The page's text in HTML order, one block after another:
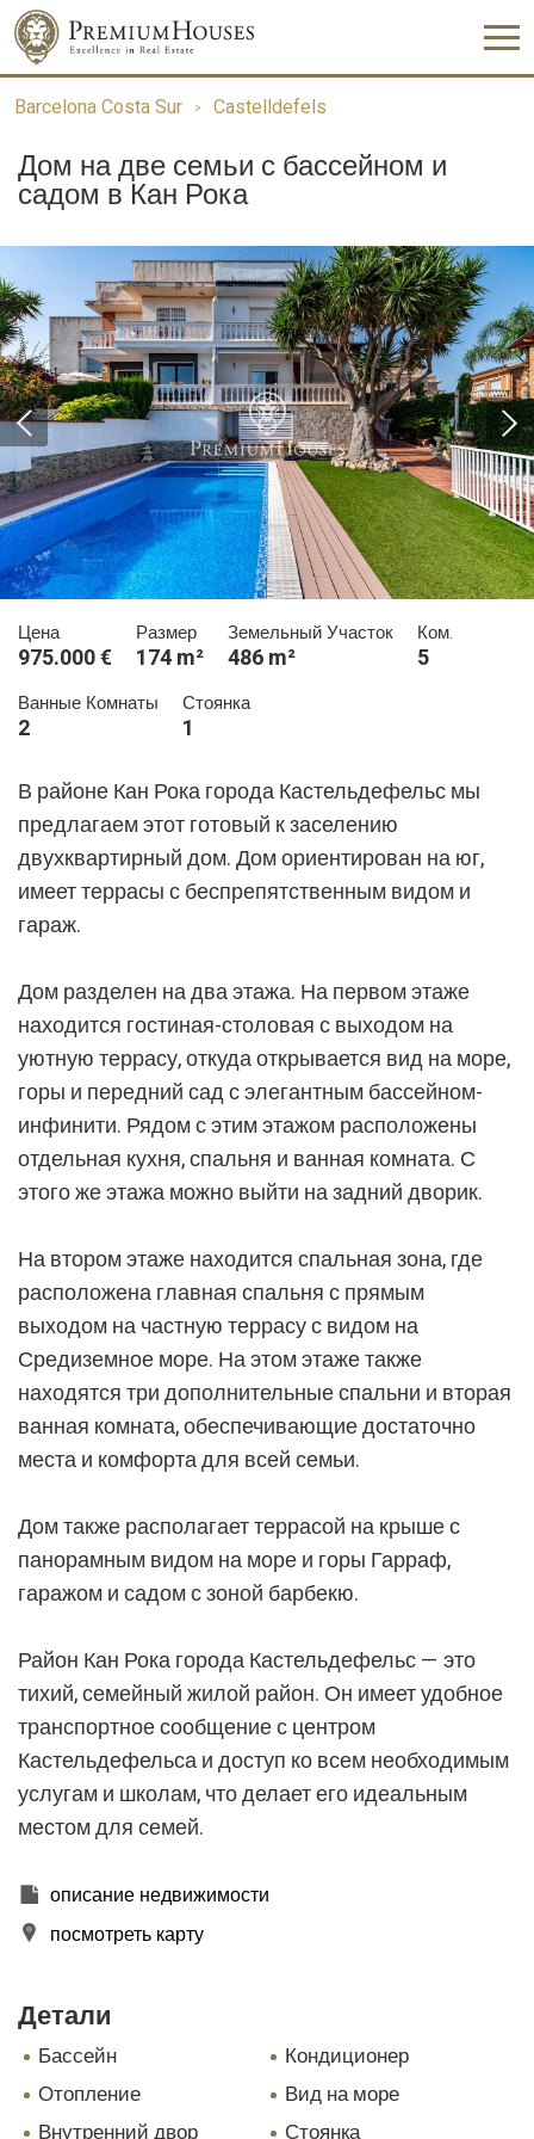
Barcelona Costa Sur Castelldefels
Дом на две семьи с бассейном и
садом в Кан Рока
Цена
975.000 €
Размер
174 m²
Земельный Участок
486 m²
Ком.
5
Ванные Комнаты
2
Стоянка
1
В районе Кан Рока города Кастельдефельс мы
предлагаем этот готовый к заселению
двухквартирный дом. Дом ориентирован на юг,
имеет террасы с беспрепятственным видом и
гараж.
Дом разделен на два этажа. На первом этаже
находится гостиная-столовая с выходом на
уютную террасу, откуда открывается вид на море,
горы и передний сад с элегантным бассейном-
инфинити. Рядом с этим этажом расположены
отдельная кухня, спальня и ванная комната. С
этого же этажа можно выйти на задний дворик.
На втором этаже находится спальная зона, где
расположена главная спальня с прямым
выходом на частную террасу с видом на
Средиземное море. На этом этаже также
находятся три дополнительные спальни и вторая
ванная комната, обеспечивающие достаточно
места и комфорта для всей семьи.
Дом также располагает террасой на крыше с
панорамным видом на море и горы Гарраф,
гаражом и садом с зоной барбекю.
Район Кан Рока города Кастельдефельс — это
тихий, семейный жилой район. Он имеет удобное
транспортное сообщение с центром
Кастельдефельса и доступ ко всем необходимым
услугам и школам, что делает его идеальным
местом для семей.
описание недвижимости
посмотреть карту
Детали
бассейн
кондиционер
отопление
вид на море
внутренний двор
стоянка
Изменить куки
для сбора информации с целью улучшения наших
с их установкой. Пользователь имеет возможность
действие может вызвать трудности при навигации по
Аналитика и персонализация